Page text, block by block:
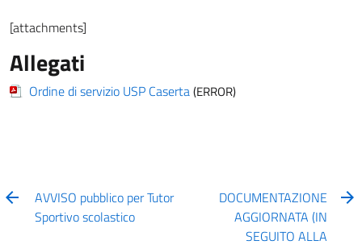
[attachments]
Allegati
Ordine di servizio USP Caserta(ERROR)
AVVISO pubblico per Tutor
Sportivo scolastico
DOCUMENTAZIONE
AGGIORNATA (IN
SEGUITO ALLA